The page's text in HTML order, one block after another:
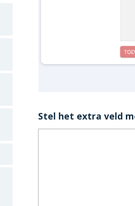
Stel het extra veld